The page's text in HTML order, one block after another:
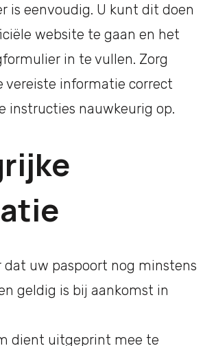
is eenvoudig. U kunt dit doen
website te gaan en het
in te vullen. Zorg
vereiste informatie correct
instructies nauwkeurig op.
dat uw paspoort nog minstens
geldig is bij aankomst in
dient uitgeprint mee te